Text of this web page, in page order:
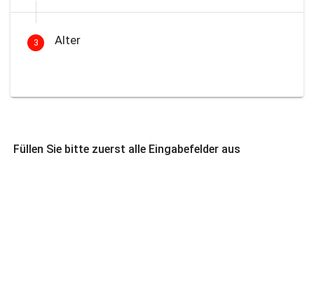
3 Alter
Füllen Sie bitte zuerst alle Eingabefelder aus